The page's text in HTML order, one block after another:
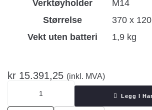
Verktøyholder
M14
Størrelse
370 x
Vekt uten batteri
1,9 kg
kr 15.391,25 (inkl. MVA)
Legg I